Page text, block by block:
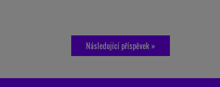
Následující příspěvek »